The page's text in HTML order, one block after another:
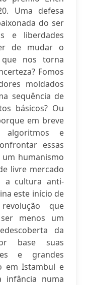
Uma defesa
do ser
e liberdades
de mudar o
nos torna
Fomos
moldados
sequência de
básicos? Ou
em breve
algoritmos e
essas
humanismo
livre mercado
a cultura anti-
este início de
que
menos um
da
base suas
e grandes
em Istambul e
numa